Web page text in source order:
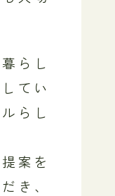
らし
てい
らし
案を
き、